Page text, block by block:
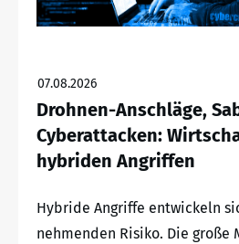
07.08.2026
Drohnen-Anschläge,
Cyberattacken:
hybriden Angriffen
Hybride Angriffe entwickeln
nehmenden Risiko. Die große